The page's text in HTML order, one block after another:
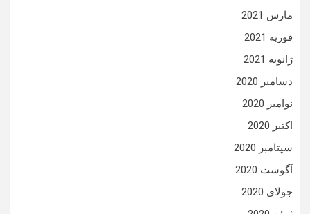
مارس 2021
فوریه 2021
ژانویه 2021
دسامبر 2020
نوامبر 2020
اکتبر 2020
سپتامبر 2020
آگوست 2020
جولای 2020